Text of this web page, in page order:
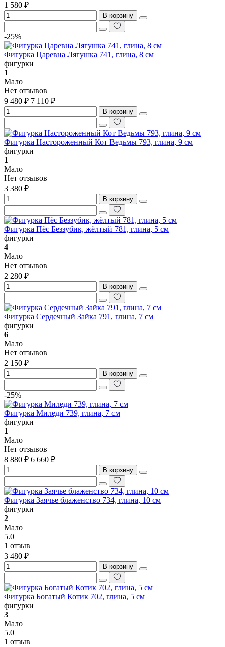
1 580 ₽
В корзину
-25%
Фигурка Царевна Лягушка 741, глина, 8 см
фигурки
1
Мало
Нет отзывов
9 480 ₽ 7 110 ₽
В корзину
Фигурка Настороженный Кот Ведьмы 793, глина, 9 см
фигурки
1
Мало
Нет отзывов
3 380 ₽
В корзину
Фигурка Пёс Беззубик, жёлтый 781, глина, 5 см
фигурки
4
Мало
Нет отзывов
2 280 ₽
В корзину
Фигурка Сердечный Зайка 791, глина, 7 см
фигурки
6
Мало
Нет отзывов
2 150 ₽
В корзину
-25%
Фигурка Миледи 739, глина, 7 см
фигурки
1
Мало
Нет отзывов
8 880 ₽ 6 660 ₽
В корзину
Фигурка Заячье блаженство 734, глина, 10 см
фигурки
2
Мало
5.0
1 отзыв
3 480 ₽
В корзину
Фигурка Богатый Котик 702, глина, 5 см
фигурки
3
Мало
5.0
1 отзыв